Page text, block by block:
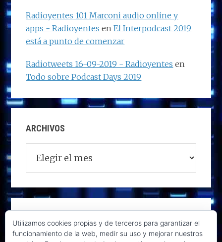
Radioyentes 101 Marconi audio online y
apps - Radioyentes enEl Interpodcast 2019
está a punto de comenzar
Radiotweets 16-09-2019 - Radioyentes en
Todo sobre Podcast Days 2019
ARCHIVOS
Utilizamos cookies propias y de terceros para garantizar el
funcionamiento de la web, medir su uso y mejorar nuestros